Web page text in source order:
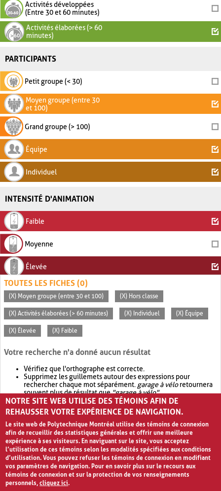
Activités développées
(Entre 30 et 60 minutes)
Activités élaborées (> 60
minutes)
PARTICIPANTS
Petit groupe (< 30)
Moyen groupe (entre 30
et 100)
Grand groupe (> 100)
Équipe
Individuel
INTENSITÉ D'ANIMATION
Faible
Moyenne
Élevée
TOUTES LES FICHES (0)
(X) Moyen groupe (entre 30 et 100) (X) Hors classe
(X) Activités élaborées (> 60 minutes) (X) Individuel (X) Équipe
(X) Élevée (X) Faible
Votre recherche n'a donné aucun résultat
Vérifiez que l'orthographe est correcte.
Supprimez les guillemets autour des expressions pour
rechercher chaque mot séparément. garage à véloretournera
souvent plus de résultat que"garage à vélo".
Envisagez d'élargir votre recherche avec OR.garage OR vélo
retournera souvent plus de résultat quegarage à vélo
NOTRE SITE WEB UTILISE DES TÉMOINS AFIN DE
REHAUSSER VOTRE EXPÉRIENCE DE NAVIGATION.
Le site web de Polytechnique Montréal utilise des témoins de connexion
afin de recueillir des statistiques générales et offrir une meilleure
expérience à ses visiteurs. En naviguant sur le site, vous acceptez
l’utilisation de ces témoins selon les modalités spécifiées aux conditions
d’utilisation. Vous pouvez refuser les témoins de connexion en modifiant
vos paramètres de navigation. Pour en savoir plus sur le recours aux
témoins de connexion et sur la protection de vos renseignements
personnels,cliquez ici.